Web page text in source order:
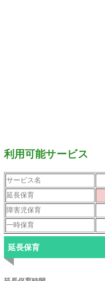
利用可能サービス
サービス名
延長保育
障害児保育
一時保育
延長保育